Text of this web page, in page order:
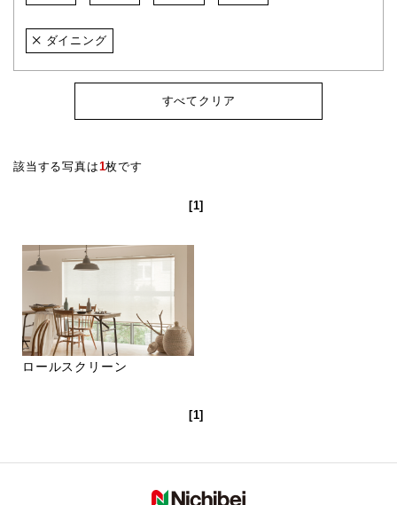
ダイニング
すべてクリア
該当する写真は1枚です
[1]
ロールスクリーン
[1]